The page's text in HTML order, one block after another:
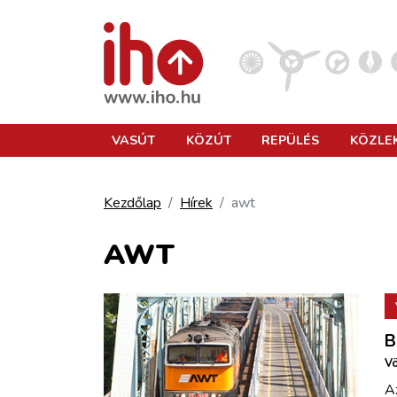
REPÜLÉS
KÖZLEKEDÉSFEJLESZTÉS
ELLÁTÁSI LÁNC
VASÚT KÖZÚT REPÜLÉS
Kezdőlap Hírek awt
AWT